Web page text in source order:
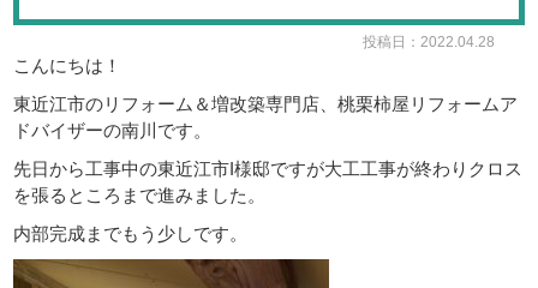
投稿日：2022.04.28
こんにちは！
東近江市のリフォーム＆増改築専門店、桃栗柿屋リフォームア
ドバイザーの南川です。
先日から工事中の東近江市I様邸ですが大工工事が終わりクロス
を張るところまで進みました。
内部完成までもう少しです。